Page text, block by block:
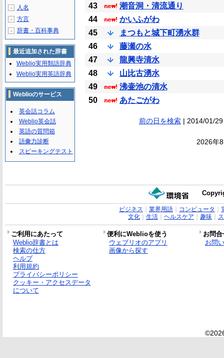
43
潮音洞・清流通り
44
かいふがわ
45
まつもと城下町湧水群
46
藤瀬の水
47
龍興寺清水
48
山比古湧水
49
沸壷池の清水
50
あたごがわ
前の日を検索| 2014/01/
2026年
＋ 人名
＋ 方言
＋ 辞書・百科事典
最近追加された辞書
Weblio実用類語辞典
Weblio実用英語辞典
Weblioのサービス
英会話コラム
Weblio英会話
英語の質問箱
語彙力診断
スピーキングテスト
ビジネス 業界用語｜ コンピュータ
文化｜ 生活｜ ヘルスケア 趣味｜
ご利用にあたって 便利にWeblioを使う
お問
Weblio辞書とは
検索の仕方
ヘルプ
利用規約
プライバシーポリシー
クッキー・アクセスデータ
について
ウェブリオのアプリ
画像から探す
お問